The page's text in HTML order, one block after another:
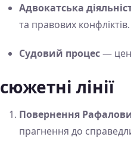
Адвокатська
та правових конфліктів.
Судовий процес—
сюжетні лінії
Повернення
прагнення до